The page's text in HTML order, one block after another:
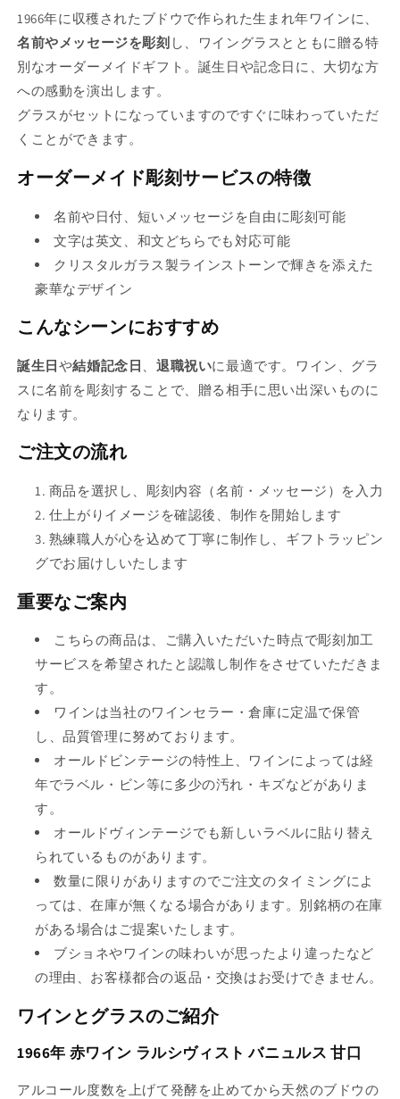
ョ
ン
は
売
り
切
れ
い
る
か
販
売
き
ま
ョ
ン
は
り
て
る
か
販
で
ま
せ
1966年に収穫されたブドウで作られた生まれ年ワインに、
名前やメッセージを彫刻 し、ワイングラスとともに贈る特
別なオーダーメイドギフト。誕生日や記念日に、大切な方
への感動を演出します。
グラスがセットになっていますのですぐに味わっていただ
くことができます。
オーダーメイド彫刻サービスの特徴
名前や日付、短いメッセージを自由に彫刻可能
文字は英文、和文どちらでも対応可能
クリスタルガラス製ラインストーンで輝きを添えた
豪華なデザイン
こんなシーンにおすすめ
誕生日や結婚記念日 、退職祝いに最適です。ワイン、グラ
スに名前を彫刻することで、贈る相手に思い出深いものに
なります。
ご注文の流れ
商品を選択し、彫刻内容（名前・メッセージ）を入力
仕上がりイメージを確認後、制作を開始します
熟練職人が心を込めて丁寧に制作し、ギフトラッピン
グでお届けしいたします
重要なご案内
こちらの商品は、ご購入いただいた時点で彫刻加工
サービスを希望されたと認識し制作をさせていただきま
す。
ワインは当社のワインセラー・倉庫に定温で保管
し、品質管理に努めております。
オールドビンテージの特性上、ワインによっては経
年でラベル・ビン等に多少の汚れ・キズなどがありま
す。
オールドヴィンテージでも新しいラベルに貼り替え
られているものがあります。
数量に限りがありますのでご注文のタイミングによ
っては、在庫が無くなる場合があります。別銘柄の在庫
がある場合はご提案いたします。
ブショネやワインの味わいが思ったより違ったなど
の理由、お客様都合の返品・交換はお受けできません。
ワインとグラスのご紹介
1966年 赤ワイン ラルシヴィスト バニュルス 甘口
アルコール度数を上げて発酵を止めてから天然のブドウの